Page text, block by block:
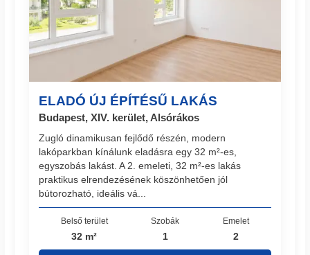
ELADÓ ÚJ ÉPÍTÉSŰ LAKÁS
Budapest, XIV. kerület, Alsórákos
Zugló dinamikusan fejlődő részén, modern
lakóparkban kínálunk eladásra egy 32 m²-es,
egyszobás lakást. A 2. emeleti, 32 m²-es lakás
praktikus elrendezésének köszönhetően jól
bútorozható, ideális vá...
Belső terület
32 m²
Szobák
1
Emelet
2